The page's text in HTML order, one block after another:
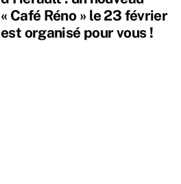
« Café Réno » le 23 février
est organisé pour vous !